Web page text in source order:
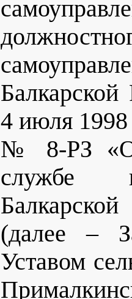
4 июля 1998
№ 8-РЗ «О
службе
(далее –
Уставом